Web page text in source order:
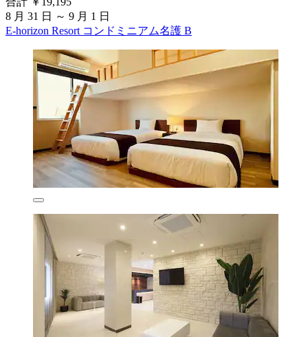
8 月 31 日 ～ 9 月 1 日
E-horizon Resort コンドミニアム名護 B